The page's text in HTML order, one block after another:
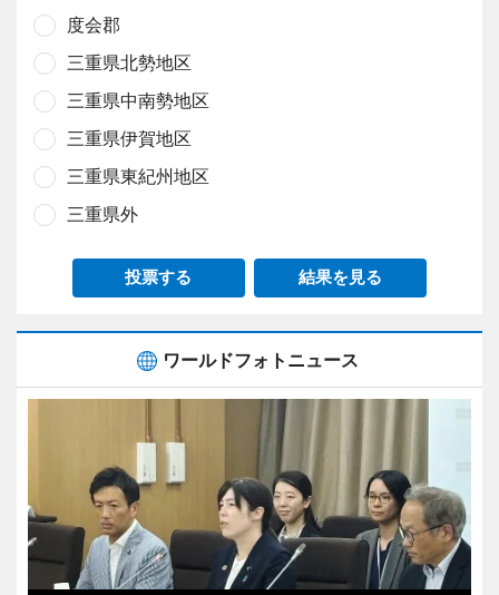
度会郡
三重県北勢地区
三重県中南勢地区
三重県伊賀地区
三重県東紀州地区
三重県外
投票する 結果を見る
ワールドフォトニュース